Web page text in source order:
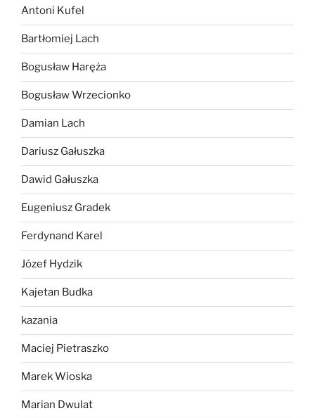
Antoni Kufel
Bartłomiej Lach
Bogusław Haręża
Bogusław Wrzecionko
Damian Lach
Dariusz Gałuszka
Dawid Gałuszka
Eugeniusz Gradek
Ferdynand Karel
Józef Hydzik
Kajetan Budka
kazania
Maciej Pietraszko
Marek Wioska
Marian Dwulat